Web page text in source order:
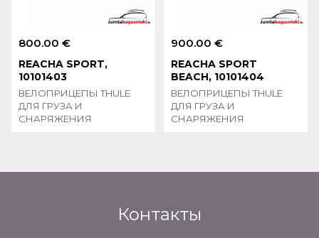
800.00 €
REACHA SPORT,
10101403
ВЕЛОПРИЦЕПЫ THULE
ДЛЯ ГРУЗА И
СНАРЯЖЕНИЯ
900.00 €
REACHA SPORT
BEACH, 10101404
ВЕЛОПРИЦЕПЫ THULE
ДЛЯ ГРУЗА И
СНАРЯЖЕНИЯ
Контакты